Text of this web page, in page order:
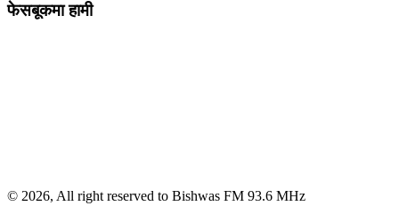
फेसबूकमा हामी
© 2026, All right reserved to Bishwas FM 93.6 MHz